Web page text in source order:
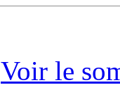
Voir le